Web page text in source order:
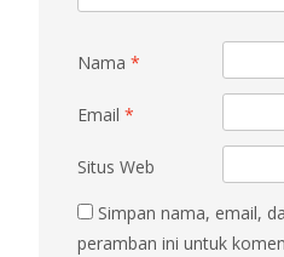
Nama *
Email *
Situs Web
Simpan nama, email,
peramban ini untuk